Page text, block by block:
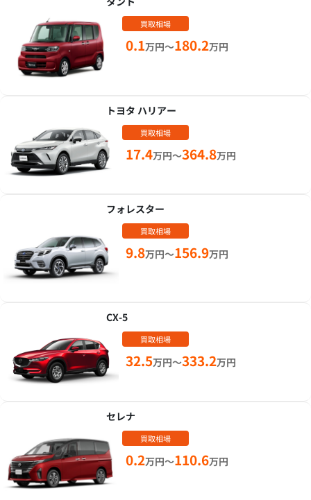
買取相場
0.1万円～180.2万円
トヨタ ハリアー
買取相場
17.4万円～364.8万円
フォレスター
買取相場
9.8万円～156.9万円
CX-5
買取相場
32.5万円～333.2万円
セレナ
買取相場
0.2万円～110.6万円